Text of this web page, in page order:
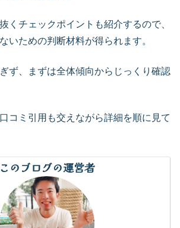
くチェックポイントも紹介するので、
いための判断材料が得られます。
ず、まずは全体傾向からじっくり確認
コミ引用も交えながら詳細を順に見て
このブログの運営者